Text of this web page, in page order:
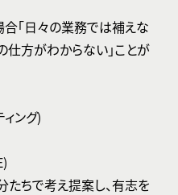
「日々の業務では補えな
仕方がわからない」ことが
ング)
ちで考え提案し、有志を